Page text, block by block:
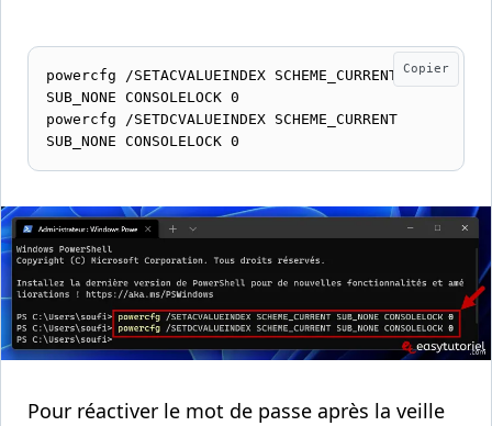
Copier
powercfg /SETACVALUEINDEX SCHEME_CURRENT
SUB_NONE CONSOLELOCK 0
powercfg /SETDCVALUEINDEX SCHEME_CURRENT
SUB_NONE CONSOLELOCK 0
Pour réactiver le mot de passe après la veille